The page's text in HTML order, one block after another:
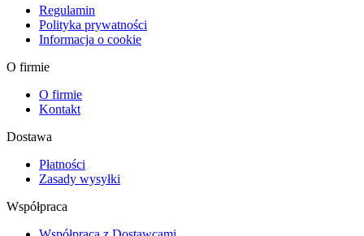
Regulamin
Polityka prywatności
Informacja o cookie
O firmie
O firmie
Kontakt
Dostawa
Płatności
Zasady wysyłki
Współpraca